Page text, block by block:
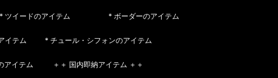
* ツイードのアイテム * ボーダーのアイテム
イテム * チュール・シフォンのアイテム
アイテム ＋＋ 国内即納アイテム ＋＋